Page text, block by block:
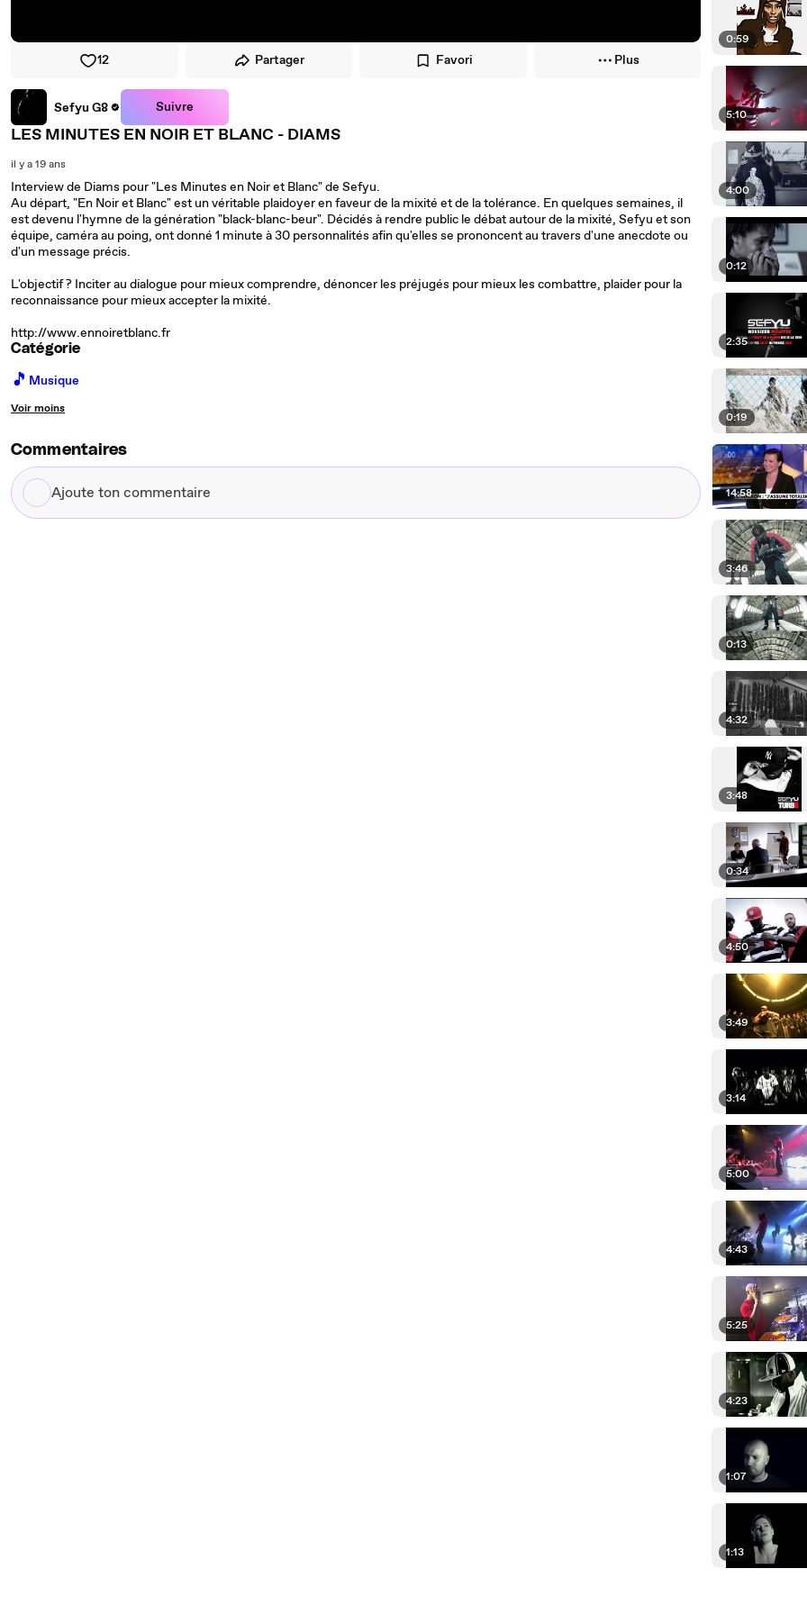
12 Partager Favori Plus
Sefyu G8 Suivre
LES MINUTES EN NOIR ET BLANC - DIAMS
il y a 19 ans
Interview de Diams pour "Les Minutes en Noir et Blanc" de Sefyu.
Au départ, "En Noir et Blanc" est un véritable plaidoyer en faveur de la mixité et de la tolérance. En quelques semaines, il
est devenu l'hymne de la génération "black-blanc-beur". Décidés à rendre public le débat autour de la mixité, Sefyu et son
équipe, caméra au poing, ont donné 1 minute à 30 personnalités afin qu'elles se prononcent au travers d'une anecdote ou
d'un message précis.
L'objectif ? Inciter au dialogue pour mieux comprendre, dénoncer les préjugés pour mieux les combattre, plaider pour la
reconnaissance pour mieux accepter la mixité.
http://www.ennoiretblanc.fr
Catégorie
🎵 Musique
Voir moins
Commentaires
Ajoute
ton
0:59
5:10
4:00
0:12
2:35
0:19
14:58
3:46
0:13
4:32
3:48
0:34
4:50
3:49
3:14
5:00
4:43
5:25
4:23
1:07
1:13